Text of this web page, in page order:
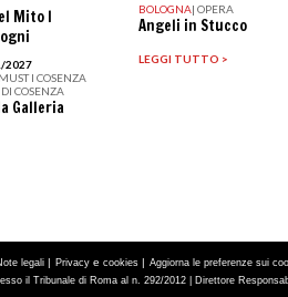
Mito I
2027
I COSENZA
COSENZA
Galleria
BOLOGNA| OPERA
Angeli in Stucco
LEGGI TUTTO >
legali | Privacy e cookies | Aggiorna le preferenze sui
il Tribunale di Roma al n. 292/2012 | Direttore